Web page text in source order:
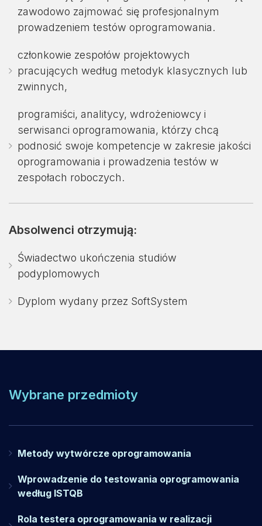
zawodowo zajmować się profesjonalnym
prowadzeniem testów oprogramowania.
członkowie zespołów projektowych
pracujących według metodyk klasycznych lub
zwinnych,
programiści, analitycy, wdrożeniowcy i
serwisanci oprogramowania, którzy chcą
podnosić swoje kompetencje w zakresie jakości
oprogramowania i prowadzenia testów w
zespołach roboczych.
Absolwenci otrzymują:
Świadectwo ukończenia studiów
podyplomowych
Dyplom wydany przez SoftSystem
Wybrane przedmioty
Metody wytwórcze oprogramowania
Wprowadzenie do testowania oprogramowania
według ISTQB
Rola testera oprogramowania w realizacji